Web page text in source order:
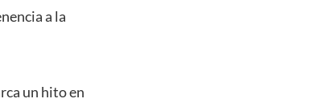
a la
un hito en